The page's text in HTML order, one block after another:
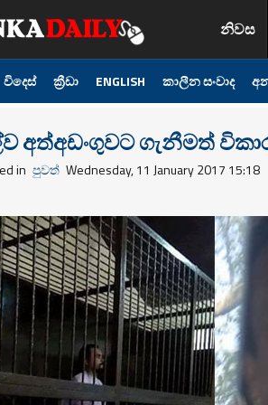
නිවස
විදෙස් ක්‍රීඩා ENGLISH කාලීන සංවාද
අත්අඩංගුවට ගැනීමත්
in පුවත් Wednesday, 11 January 2017 15:18